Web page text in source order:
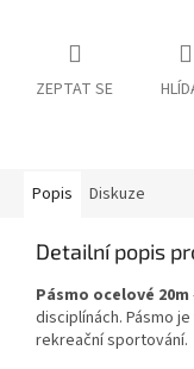
ZEPTAT SE
Popis Diskuze
Detailní popis
Pásmo ocelové 20m
disciplínách. Pásmo
rekreační sportování.